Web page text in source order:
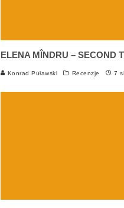
ELENA MÎNDRU – SECOND
Konrad Puławski Recenzje 7